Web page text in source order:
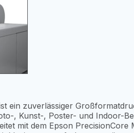
ein zuverlässiger
, Kunst-, Poster- und Indoor-
mit dem Epson